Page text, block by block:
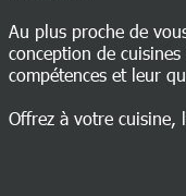
Au plus proche de
conception de
compétences et leur
Offrez à votre cuisine,